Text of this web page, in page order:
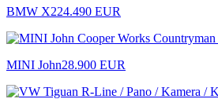
BMW X224.490 EUR
MINI John28.900 EUR